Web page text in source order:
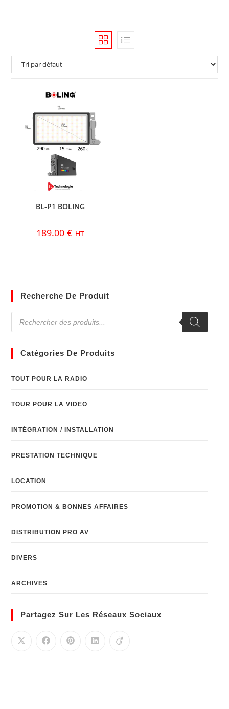
BL-P1 BOLING
189.00€ HT
Recherche De Produit
Catégories De Produits
TOUT POUR LA RADIO
TOUR POUR LA VIDEO
INTÉGRATION / INSTALLATION
PRESTATION TECHNIQUE
LOCATION
PROMOTION & BONNES AFFAIRES
DISTRIBUTION PRO AV
DIVERS
ARCHIVES
Partagez Sur Les Réseaux Sociaux